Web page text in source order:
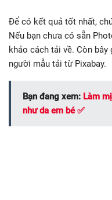
Để có kết quả tốt nhất,
Nếu bạn chưa có sẵn
khảo cách tải về. Còn
người mẫu tải từ Pixabay.
Bạn đang xem: Làm
như da em bé ✅